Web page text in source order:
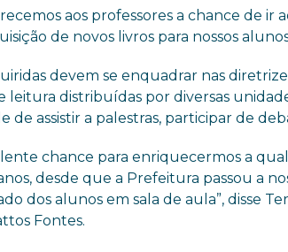
aos professores a chance de
de novos livros para nossos
devem se enquadrar nas
leitura distribuídas por diversas
de assistir a palestras, participar de
chance para enriquecermos a
desde que a Prefeitura passou a
dos alunos em sala de aula”, disse
Fontes.